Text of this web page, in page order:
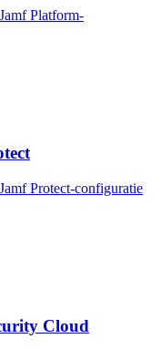
Platform-
Protect-configuratie
Cloud